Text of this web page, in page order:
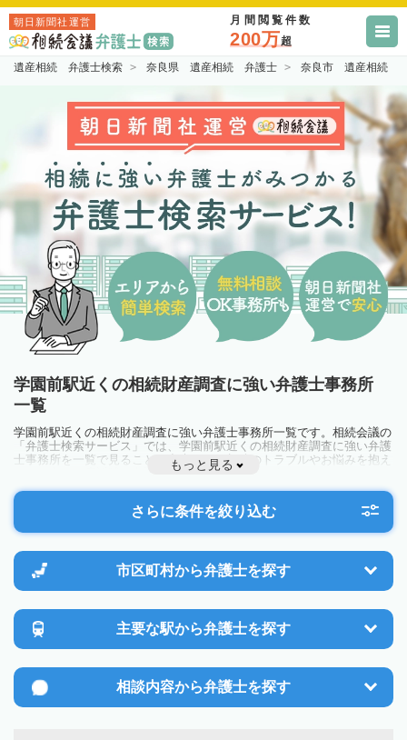
朝日新聞社運営 月間閲覧件数
200万超
遺産相続 弁護士検索 奈良県 遺産相続 弁護士 奈良市 遺産相続
学園前駅近くの相続財産調査に強い弁護士事務所
一覧
学園前駅近くの相続財産調査に強い弁護士事務所一覧です。相続会議の
「弁護士検索サービス」では、学園前駅近くの相続財産調査に強い弁護
士事務所を一覧で見ることが出来ます。相続のトラブルやお悩みを抱え
ている方は一度近隣の弁護士に相談してみましょう。
もっと見る
さらに条件を絞り込む
市区町村から弁護士を探す
主要な駅から弁護士を探す
相談内容から弁護士を探す